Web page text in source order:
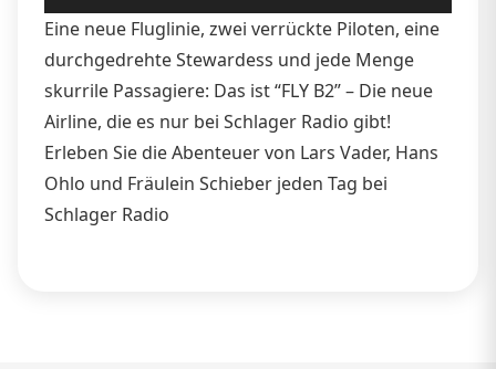
Player
Eine neue Fluglinie, zwei verrückte Piloten, eine
durchgedrehte Stewardess und jede Menge
skurrile Passagiere: Das ist “FLY B2” – Die neue
Airline, die es nur bei Schlager Radio gibt!
Erleben Sie die Abenteuer von Lars Vader, Hans
Ohlo und Fräulein Schieber jeden Tag bei
Schlager Radio